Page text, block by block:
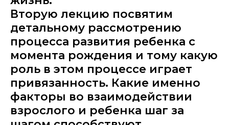
Вторую лекцию посвятим
детальному рассмотрению
процесса развития ребенка с
момента рождения и тому какую
роль в этом процессе играет
привязанность. Какие именно
факторы во взаимодействии
взрослого и ребенка шаг за